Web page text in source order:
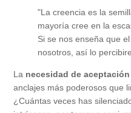
"La creencia es la
mayoría cree en la
Si se nos enseña que
nosotros, así lo
La necesidad de
anclajes más poderosos que
¿Cuántas veces has